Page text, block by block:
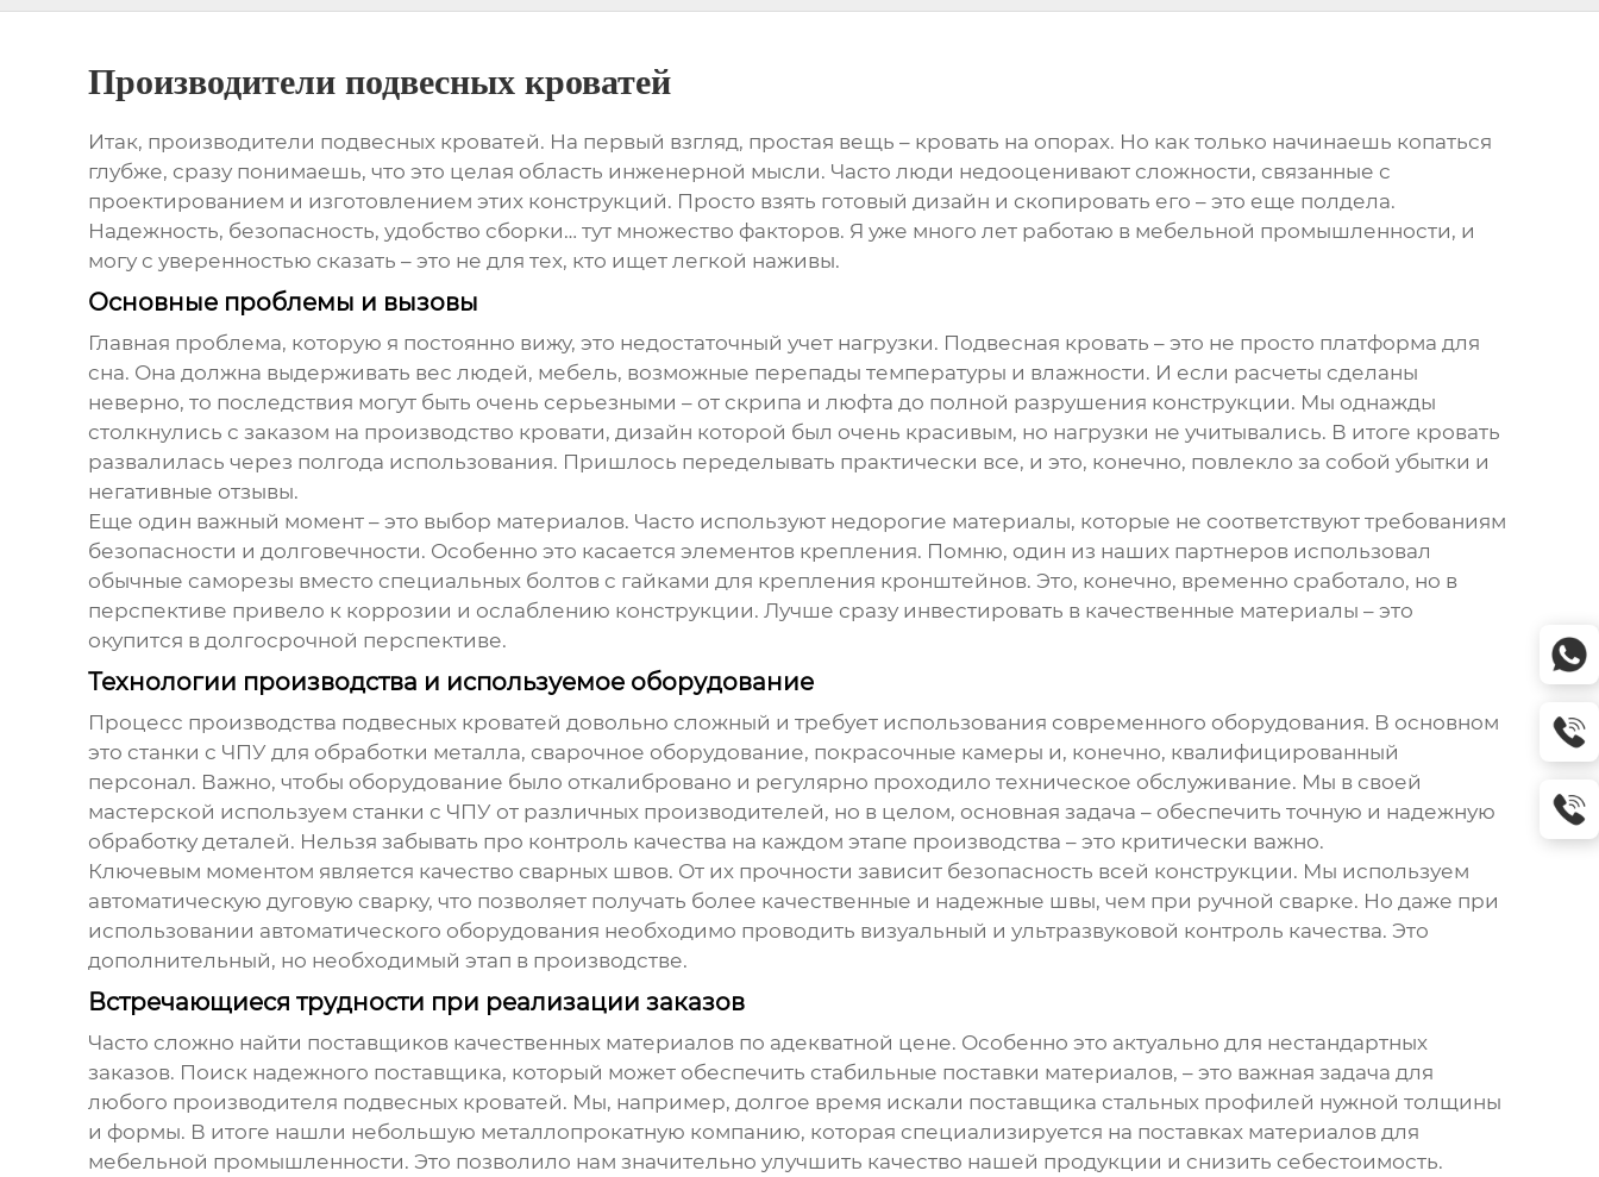
Производители подвесных кроватей
Итак, производители подвесных кроватей. На первый взгляд, простая вещь – кровать на опорах. Но как только начинаешь копаться
глубже, сразу понимаешь, что это целая область инженерной мысли. Часто люди недооценивают сложности, связанные с
проектированием и изготовлением этих конструкций. Просто взять готовый дизайн и скопировать его – это еще полдела.
Надежность, безопасность, удобство сборки… тут множество факторов. Я уже много лет работаю в мебельной промышленности, и
могу с уверенностью сказать – это не для тех, кто ищет легкой наживы.
Основные проблемы и вызовы
Главная проблема, которую я постоянно вижу, это недостаточный учет нагрузки. Подвесная кровать – это не просто платформа для
сна. Она должна выдерживать вес людей, мебель, возможные перепады температуры и влажности. И если расчеты сделаны
неверно, то последствия могут быть очень серьезными – от скрипа и люфта до полной разрушения конструкции. Мы однажды
столкнулись с заказом на производство кровати, дизайн которой был очень красивым, но нагрузки не учитывались. В итоге кровать
развалилась через полгода использования. Пришлось переделывать практически все, и это, конечно, повлекло за собой убытки и
негативные отзывы.
Еще один важный момент – это выбор материалов. Часто используют недорогие материалы, которые не соответствуют требованиям
безопасности и долговечности. Особенно это касается элементов крепления. Помню, один из наших партнеров использовал
обычные саморезы вместо специальных болтов с гайками для крепления кронштейнов. Это, конечно, временно сработало, но в
перспективе привело к коррозии и ослаблению конструкции. Лучше сразу инвестировать в качественные материалы – это
окупится в долгосрочной перспективе.
Технологии производства и используемое оборудование
Процесс производства подвесных кроватей довольно сложный и требует использования современного оборудования. В основном
это станки с ЧПУ для обработки металла, сварочное оборудование, покрасочные камеры и, конечно, квалифицированный
персонал. Важно, чтобы оборудование было откалибровано и регулярно проходило техническое обслуживание. Мы в своей
мастерской используем станки с ЧПУ от различных производителей, но в целом, основная задача – обеспечить точную и надежную
обработку деталей. Нельзя забывать про контроль качества на каждом этапе производства – это критически важно.
Ключевым моментом является качество сварных швов. От их прочности зависит безопасность всей конструкции. Мы используем
автоматическую дуговую сварку, что позволяет получать более качественные и надежные швы, чем при ручной сварке. Но даже при
использовании автоматического оборудования необходимо проводить визуальный и ультразвуковой контроль качества. Это
дополнительный, но необходимый этап в производстве.
Встречающиеся трудности при реализации заказов
Часто сложно найти поставщиков качественных материалов по адекватной цене. Особенно это актуально для нестандартных
заказов. Поиск надежного поставщика, который может обеспечить стабильные поставки материалов, – это важная задача для
любого производителя подвесных кроватей. Мы, например, долгое время искали поставщика стальных профилей нужной толщины
и формы. В итоге нашли небольшую металлопрокатную компанию, которая специализируется на поставках материалов для
мебельной промышленности. Это позволило нам значительно улучшить качество нашей продукции и снизить себестоимость.